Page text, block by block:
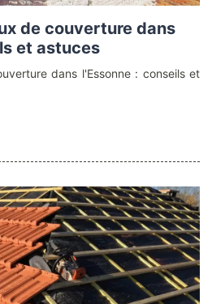
de couverture dans
et astuces
dans l'Essonne : conseils et